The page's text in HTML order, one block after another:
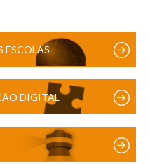
ESCOLAS
DIGITAL